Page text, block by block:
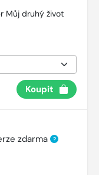
Můj druhý život
Koupit
zdarma ?